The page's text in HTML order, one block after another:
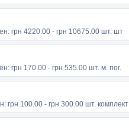
грн 4220.00 - грн 10675.00 шт. шт
грн 170.00 - грн 535.00 шт. м. пог.
грн 100.00 - грн 300.00 шт. комплект